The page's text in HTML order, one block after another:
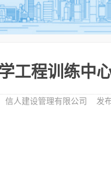
工程训练中
信人建设管理有限公司 发